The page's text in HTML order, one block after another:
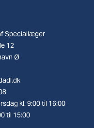
Speciallæger
12
Ø
kl. 9:00 til 16:00
til 15:00